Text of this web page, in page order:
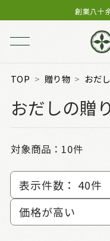
創業八十
TOP 贈り物 おだ
おだしの贈
対象商品： 10件
表示件数： 40件
価格が高い